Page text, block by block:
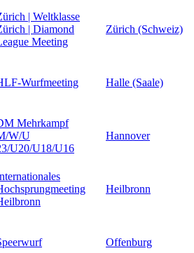
| Weltklasse
| Diamond
Meeting
Zürich (Schweiz)
Wurfmeeting Halle (Saale)
Mehrkampf
W/U
U20/U18/U16
Hannover
Heilbronn
Offenburg